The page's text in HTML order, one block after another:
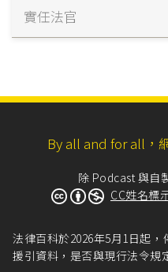
實任法官
By all and for all，
除 Podcast 與自
CC姓名標
法律百科於2026年5月1日起
援引資料，是否與現行法令規